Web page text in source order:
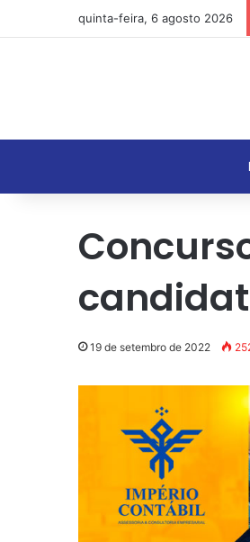
quinta-feira, 6 agosto 2026
19 de setembro de 2022